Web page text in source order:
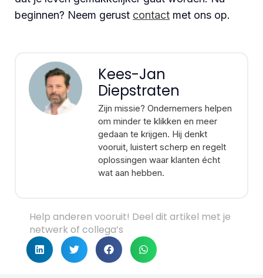
beginnen? Neem gerust contact met ons op.
Kees-Jan
Diepstraten
Zijn missie? Ondernemers helpen
om minder te klikken en meer
gedaan te krijgen. Hij denkt
vooruit, luistert scherp en regelt
oplossingen waar klanten écht
wat aan hebben.
Help anderen vooruit! Deel dit artikel met je
netwerk of collega’s